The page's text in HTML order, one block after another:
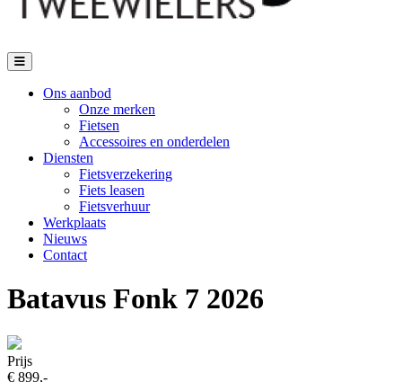
Ons aanbod
Onze merken
Fietsen
Accessoires en onderdelen
Diensten
Fietsverzekering
Fiets leasen
Fietsverhuur
Werkplaats
Nieuws
Contact
Batavus Fonk 7 2026
Prijs
€ 899,-